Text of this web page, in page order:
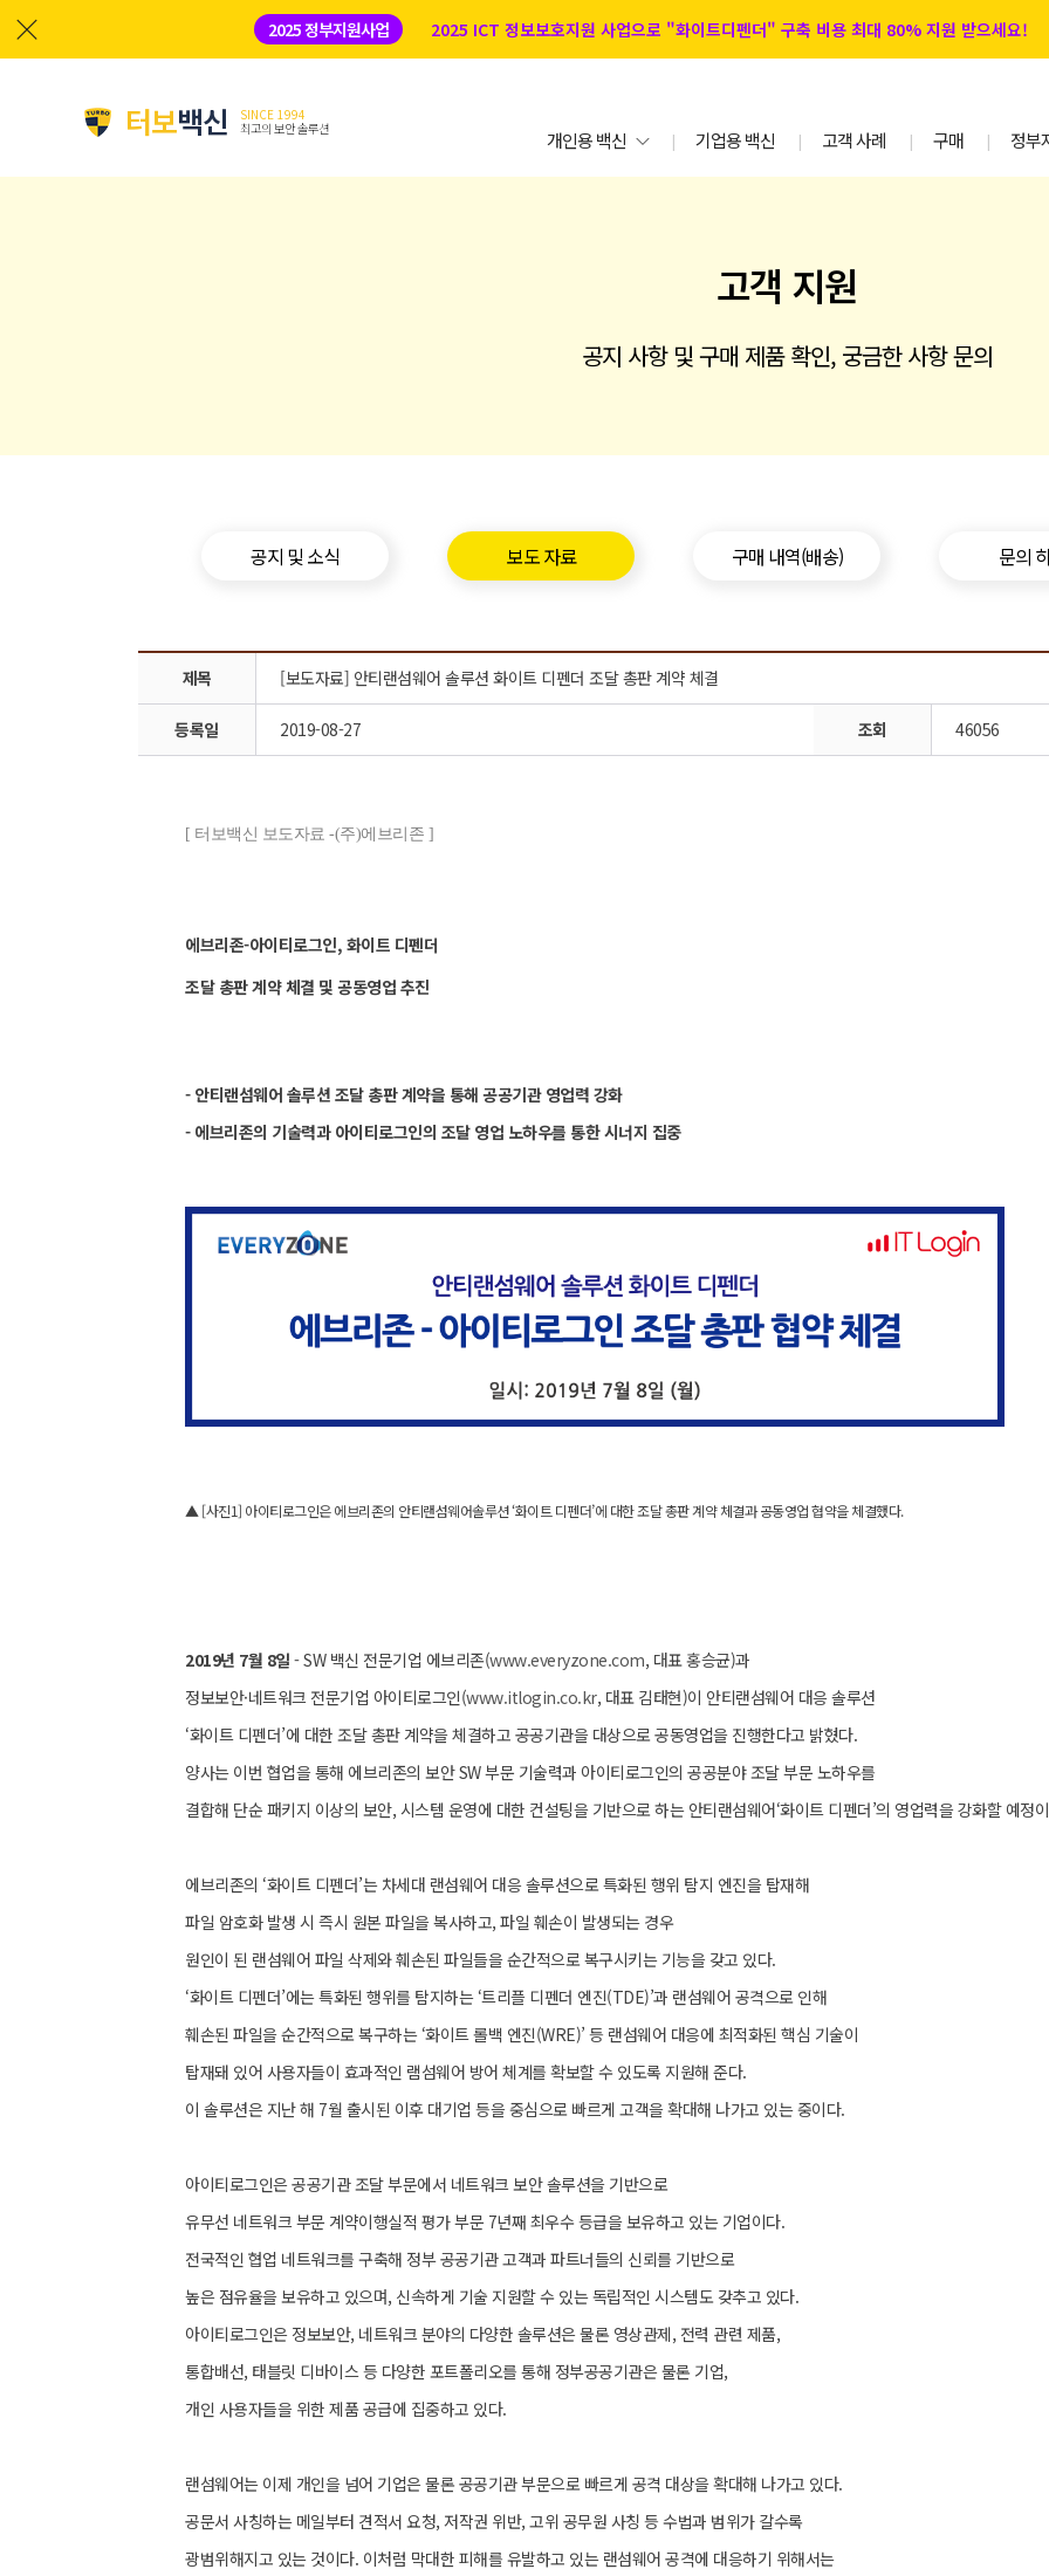
2025 정부지원사업 2025 ICT 정보보호지원 사업으로 "화이트디펜더" 구축 비용 최대 80% 지원 받으세요!
터보백신
SINCE 1994
최고의 보안 솔루션
개인용 백신 | 기업용 백신 | 고객 사례 | 구매 | 정부
고객 지원
공지 사항 및 구매 제품 확인, 궁금한 사항 문의
공지 및 소식 보도 자료 구매 내역(배송) 문의
제목 [보도자료] 안티랜섬웨어 솔루션 화이트 디펜더 조달 총판 계약 체결
등록일 2019-08-27 조회 46056
[ 터보백신 보도자료 -(주)에브리존 ]
에브리존-아이티로그인, 화이트 디펜더
조달 총판 계약 체결 및 공동영업 추진
- 안티랜섬웨어 솔루션 조달 총판 계약을 통해 공공기관 영업력 강화
- 에브리존의 기술력과 아이티로그인의 조달 영업 노하우를 통한 시너지 집중
▲ [사진1] 아이티로그인은 에브리존의 안티랜섬웨어솔루션 ‘화이트 디펜더’에 대한 조달 총판 계약 체결과 공동영업 협약을 체결했다.
2019년 7월 8일 - SW 백신 전문기업 에브리존(www.everyzone.com, 대표 홍승균)과
정보보안·네트워크 전문기업 아이티로그인(www.itlogin.co.kr, 대표 김태현)이 안티랜섬웨어 대응 솔루션
‘화이트 디펜더’에 대한 조달 총판 계약을 체결하고 공공기관을 대상으로 공동영업을 진행한다고 밝혔다.
양사는 이번 협업을 통해 에브리존의 보안 SW 부문 기술력과 아이티로그인의 공공분야 조달 부문 노하우를
결합해 단순 패키지 이상의 보안, 시스템 운영에 대한 컨설팅을 기반으로 하는 안티랜섬웨어‘화이트 디펜더’의 영업력을 강화할 예정
에브리존의 ‘화이트 디펜더’는 차세대 랜섬웨어 대응 솔루션으로 특화된 행위 탐지 엔진을 탑재해
파일 암호화 발생 시 즉시 원본 파일을 복사하고, 파일 훼손이 발생되는 경우
원인이 된 랜섬웨어 파일 삭제와 훼손된 파일들을 순간적으로 복구시키는 기능을 갖고 있다.
‘화이트 디펜더’에는 특화된 행위를 탐지하는 ‘트리플 디펜더 엔진(TDE)’과 랜섬웨어 공격으로 인해
훼손된 파일을 순간적으로 복구하는 ‘화이트 롤백 엔진(WRE)’ 등 랜섬웨어 대응에 최적화된 핵심 기술이
탑재돼 있어 사용자들이 효과적인 램섬웨어 방어 체계를 확보할 수 있도록 지원해 준다.
이 솔루션은 지난 해 7월 출시된 이후 대기업 등을 중심으로 빠르게 고객을 확대해 나가고 있는 중이다.
아이티로그인은 공공기관 조달 부문에서 네트워크 보안 솔루션을 기반으로
유무선 네트워크 부문 계약이행실적 평가 부문 7년째 최우수 등급을 보유하고 있는 기업이다.
전국적인 협업 네트워크를 구축해 정부 공공기관 고객과 파트너들의 신뢰를 기반으로
높은 점유율을 보유하고 있으며, 신속하게 기술 지원할 수 있는 독립적인 시스템도 갖추고 있다.
아이티로그인은 정보보안, 네트워크 분야의 다양한 솔루션은 물론 영상관제, 전력 관련 제품,
통합배선, 태블릿 디바이스 등 다양한 포트폴리오를 통해 정부공공기관은 물론 기업,
개인 사용자들을 위한 제품 공급에 집중하고 있다.
랜섬웨어는 이제 개인을 넘어 기업은 물론 공공기관 부문으로 빠르게 공격 대상을 확대해 나가고 있다.
공문서 사칭하는 메일부터 견적서 요청, 저작권 위반, 고위 공무원 사칭 등 수법과 범위가 갈수록
광범위해지고 있는 것이다. 이처럼 막대한 피해를 유발하고 있는 랜섬웨어 공격에 대응하기 위해서는